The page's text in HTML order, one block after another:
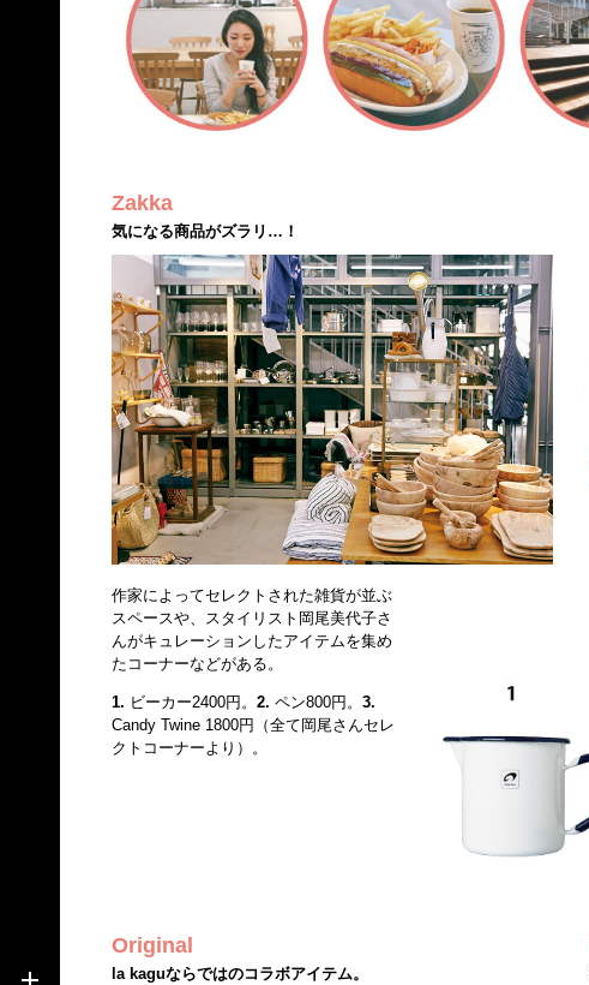
Zakka
気になる商品がズラリ…！
作家によってセレクトされた雑貨が並ぶ
スペースや、スタイリスト岡尾美代子さ
んがキュレーションしたアイテムを集め
たコーナーなどがある。
1. ビーカー2400円。 2. ペン800円。 3.
Candy Twine 1800円（全て岡尾さんセレ
クトコーナーより）。
Original
la kaguならではのコラボアイテム。